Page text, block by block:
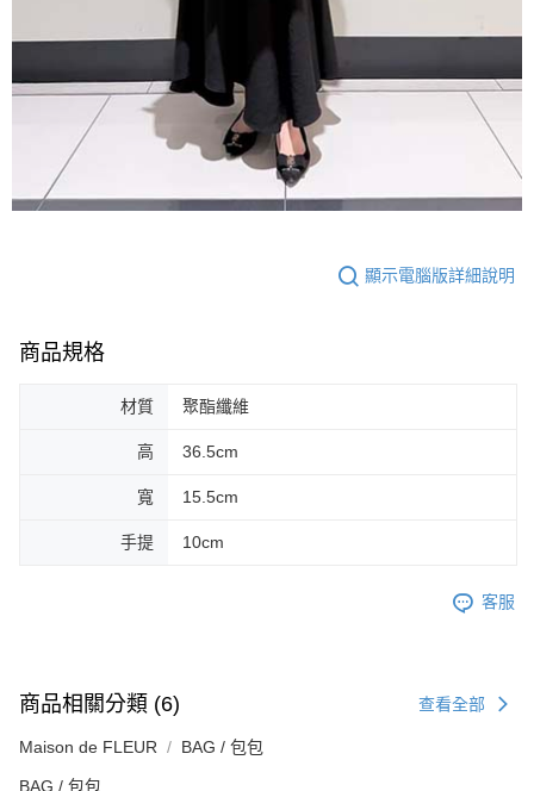
顯示電腦版詳細說明
商品規格
材質 聚酯纖維
高 36.5cm
寬 15.5cm
手提 10cm
客服
商品相關分類 (6) 查看全部
Maison de FLEUR BAG / 包包
BAG / 包包